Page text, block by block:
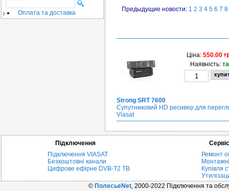
Оплата та доставка
Предыдущие новости: 1 2 3 4 5 6 7 8
Ціна: 550.00
Наявність:
Strong SRT 7600
Супутниковий HD ресивер для
Viasat
Підключення
Підключення VIASAT
Безкоштовні канали
Цифрове ефірне DVB-T2 ТВ
Ремонт
Купівля
© ПолесьеNet, 2000-2022 Підключення та